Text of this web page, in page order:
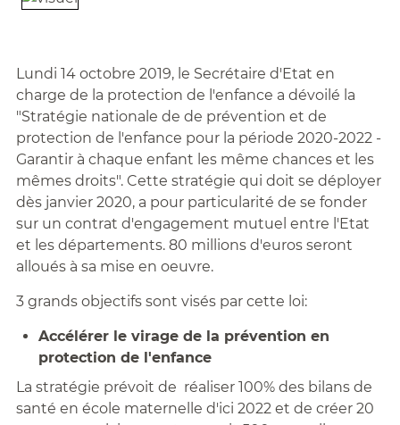
Lundi 14 octobre 2019, le Secrétaire d'Etat en
charge de la protection de l'enfance a dévoilé la
"Stratégie nationale de de prévention et de
protection de l'enfance pour la période 2020-2022 -
Garantir à chaque enfant les même chances et les
mêmes droits". Cette stratégie qui doit se déployer
dès janvier 2020, a pour particularité de se fonder
sur un contrat d'engagement mutuel entre l'Etat
et les départements. 80 millions d'euros seront
alloués à sa mise en oeuvre.
3 grands objectifs sont visés par cette loi:
Accélérer le virage de la prévention en
protection de l'enfance
La stratégie prévoit de réaliser 100% des bilans de
santé en école maternelle d'ici 2022 et de créer 20